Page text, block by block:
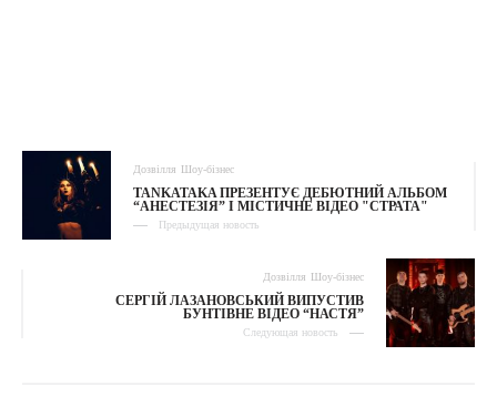
Дозвілля Шоу-бізнес
TANKATAKA ПРЕЗЕНТУЄ ДЕБЮТНИЙ АЛЬБОМ
“АНЕСТЕЗІЯ” І МІСТИЧНЕ ВІДЕО "СТРАТА"
Предыдущая новость
Дозвілля Шоу-бізнес
СЕРГІЙ ЛАЗАНОВСЬКИЙ ВИПУСТИВ
БУНТІВНЕ ВІДЕО “НАСТЯ”
Следующая новость